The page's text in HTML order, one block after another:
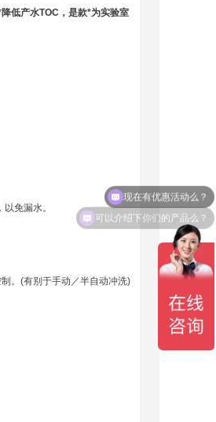
低产水TOC，是款*为实验室
免漏水。
。(有别于手动／半自动冲洗)
可以介绍下你们的产品么？